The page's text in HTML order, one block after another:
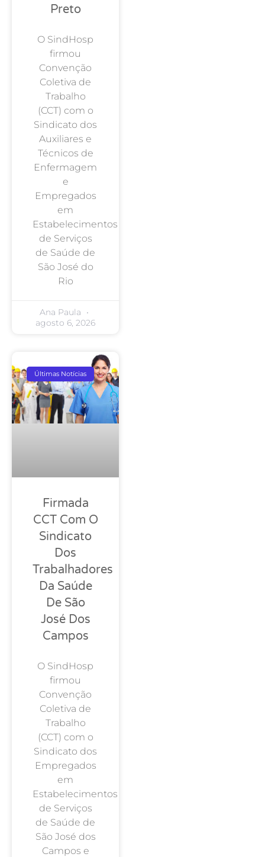
Preto
O SindHosp
firmou
Convenção
Coletiva de
Trabalho
(CCT) com o
Sindicato dos
Auxiliares e
Técnicos de
Enfermagem
e
Empregados
em
Estabelecimentos
de Serviços
de Saúde de
São José do
Rio
Ana Paula
agosto 6, 2026
Últimas Notícias
Firmada
CCT Com O
Sindicato
Dos
Trabalhadores
Da Saúde
De São
José Dos
Campos
O SindHosp
firmou
Convenção
Coletiva de
Trabalho
(CCT) com o
Sindicato dos
Empregados
em
Estabelecimentos
de Serviços
de Saúde de
São José dos
Campos e